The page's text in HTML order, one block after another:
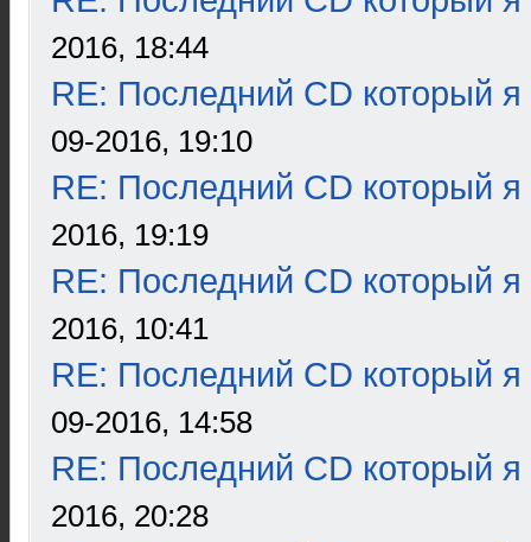
2016, 18:44
RE: Последний CD который я
09-2016, 19:10
RE: Последний CD который я
2016, 19:19
RE: Последний CD который я
2016, 10:41
RE: Последний CD который я
09-2016, 14:58
RE: Последний CD который я
2016, 20:28